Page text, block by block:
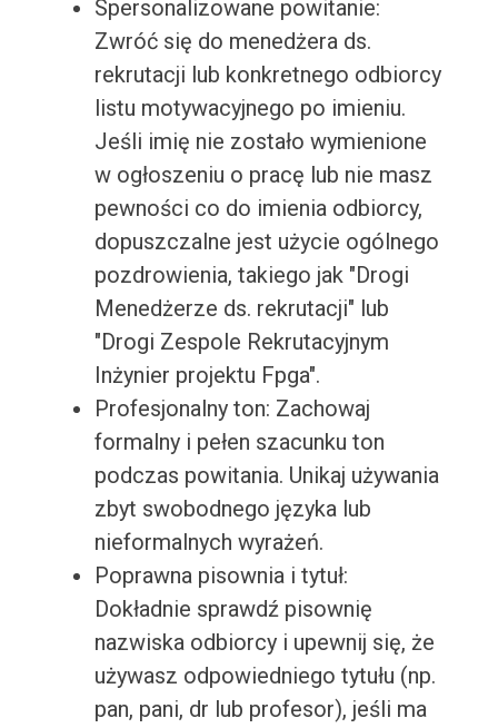
Spersonalizowane powitanie:
Zwróć się do menedżera ds.
rekrutacji lub konkretnego odbiorcy
listu motywacyjnego po imieniu.
Jeśli imię nie zostało wymienione
w ogłoszeniu o pracę lub nie masz
pewności co do imienia odbiorcy,
dopuszczalne jest użycie ogólnego
pozdrowienia, takiego jak "Drogi
Menedżerze ds. rekrutacji" lub
"Drogi Zespole Rekrutacyjnym
Inżynier projektu Fpga".
Profesjonalny ton: Zachowaj
formalny i pełen szacunku ton
podczas powitania. Unikaj używania
zbyt swobodnego języka lub
nieformalnych wyrażeń.
Poprawna pisownia i tytuł:
Dokładnie sprawdź pisownię
nazwiska odbiorcy i upewnij się, że
używasz odpowiedniego tytułu (np.
pan, pani, dr lub profesor), jeśli ma